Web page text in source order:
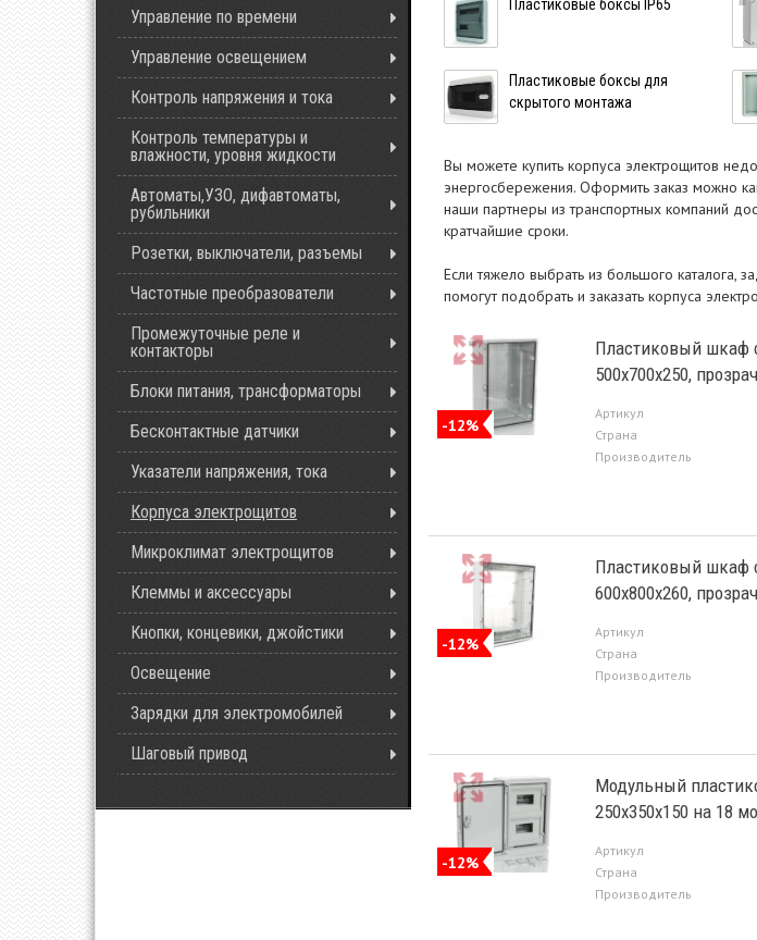
Управление по времени
Управление освещением
Контроль напряжения и тока
Контроль температуры и
влажности, уровня жидкости
Автоматы,УЗО, дифавтоматы,
рубильники
Розетки, выключатели, разъемы
Частотные преобразователи
Промежуточные реле и
контакторы
Блоки питания, трансформаторы
Бесконтактные датчики
Указатели напряжения, тока
Корпуса электрощитов
Микроклимат электрощитов
Клеммы и аксессуары
Кнопки, концевики, джойстики
Освещение
Зарядки для электромобилей
Шаговый привод
Пластиковые боксы IP65
Пластиковые боксы для
скрытого монтажа
Вы можете купить корпуса электрощитов
энергосбережения. Оформить заказ можно
наши партнеры из транспортных компаний
кратчайшие сроки.
Если тяжело выбрать из большого каталога,
помогут подобрать и заказать корпуса
-12%
Пластиковый шкаф
500х700х250,
Артикул
Страна
Производитель
-12%
Пластиковый шкаф
600х800х260,
Артикул
Страна
Производитель
-12%
Модульный
250х350х150 на 18
Артикул
Страна
Производитель